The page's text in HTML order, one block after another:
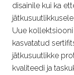
disainile kui ka
Uue kollektsiooni
kasvatatud
jätkusuutlikke
kvaliteedi ja